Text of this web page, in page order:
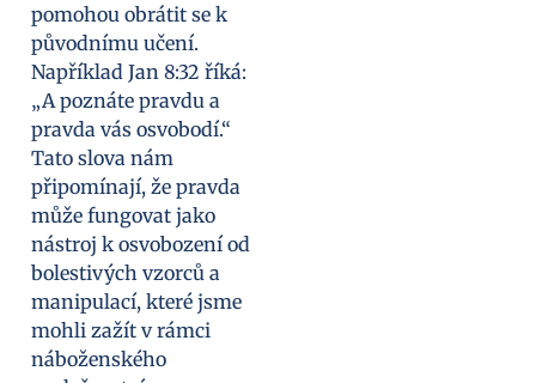
pomohou obrátit se k
původnímu učení.
Například Jan 8:32 říká:
„A poznáte pravdu a
pravda vás osvobodí.“
Tato slova nám
připomínají, že pravda
může fungovat jako
nástroj k osvobození od
bolestivých vzorců a
manipulací, které jsme
mohli zažít v rámci
náboženského